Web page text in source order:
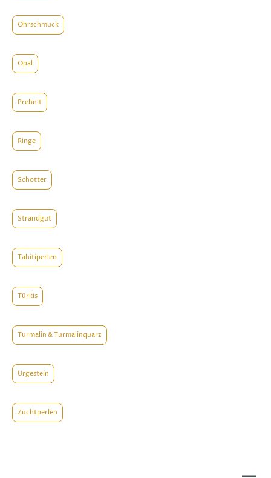
Ohrschmuck
Opal
Prehnit
Ringe
Schotter
Strandgut
Tahitiperlen
Türkis
Turmalin & Turmalinquarz
Urgestein
Zuchtperlen